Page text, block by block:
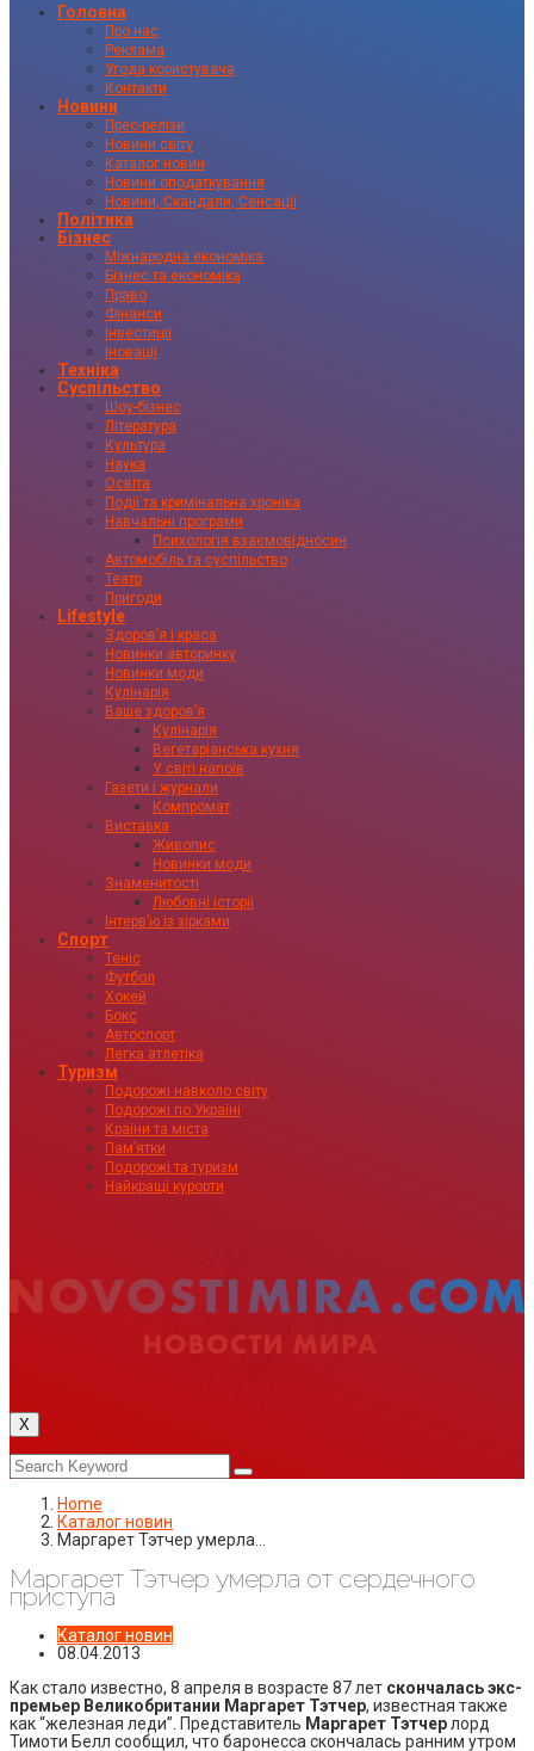
Головна
Про нас
Реклама
Угода користувача
Контакти
Новини
Прес-релізи
Новини світу
Каталог новин
Новини оподаткування
Новини, Скандали, Сенсації
Політика
Бізнес
Міжнародна економіка
Бізнес та економіка
Право
Фінанси
Інвестиції
Іновації
Техніка
Суспільство
Шоу-бізнес
Література
Культура
Наука
Освіта
Події та кримінальна хроніка
Навчальні програми
Психологія взаємовідносин
Автомобіль та суспільство
Театр
Пригоди
Lifestyle
Здоровʼя і краса
Новинки авторинку
Новинки моди
Кулінарія
Ваше здоровʼя
Кулінарія
Вегетаріанська кухня
У світі напоїв
Газети і журнали
Компромат
Виставка
Живопис
Новинки моди
Знаменитості
Любовні історії
Інтервʼю із зірками
Спорт
Теніс
Футбол
Хокей
Бокс
Автоспорт
Легка атлетіка
Туризм
Подорожі навколо світу
Подорожі по Україні
Країни та міста
Пам’ятки
Подорожі та туризм
Найкращі курорти
X
Home
Каталог новин
Маргарет Тэтчер умерла…
Маргарет Тэтчер умерла от сердечного
приступа
Каталог новин
08.04.2013
Как стало известно, 8 апреля в возрасте 87 лет скончалась экс-
премьер Великобритании Маргарет Тэтчер, известная также
как “железная леди”. Представитель Маргарет Тэтчерлорд
Тимоти Белл сообщил, что баронесса скончалась ранним утром